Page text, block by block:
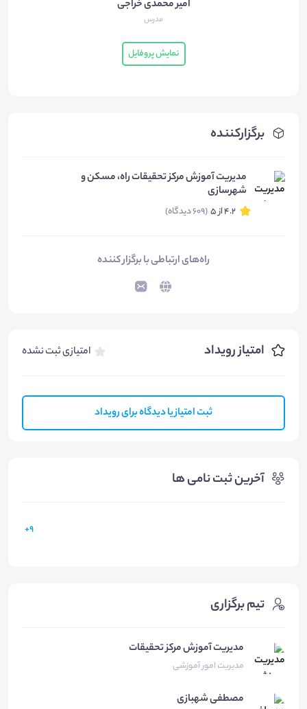
برگزارکننده
مدیریت آموزش مرکز تحقیقات راه، مسکن و
شهرسازی
4.2 از 5 (609 دیدگاه)
راه‌های ارتباطی با برگزار کننده
امتیاز رویداد امتیازی ثبت نشده
ثبت امتیاز یا دیدگاه برای رویداد
آخرین ثبت نامی ها
9+
تیم برگزاری
مدیریت آموزش مرکز تحقیقات
مدیریت امور آموزشی
مصطفیشهبازی
امیر محمدی خراجی
مدرس
نمایش پروفایل